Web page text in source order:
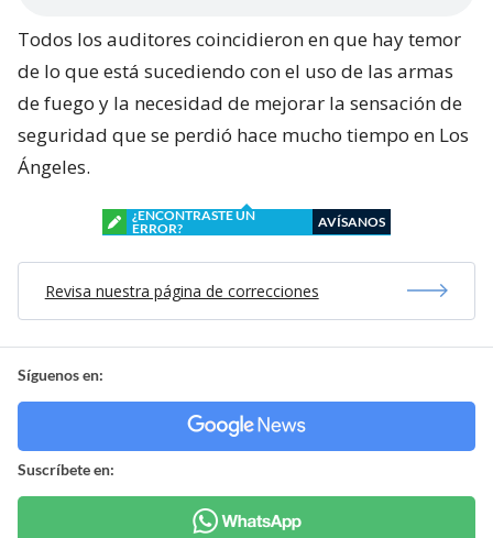
Todos los auditores coincidieron en que hay temor
de lo que está sucediendo con el uso de las armas
de fuego y la necesidad de mejorar la sensación de
seguridad que se perdió hace mucho tiempo en Los
Ángeles.
¿ENCONTRASTE UN
ERROR?
AVÍSANOS
Revisa nuestra página de correcciones
Síguenos en:
Suscríbete en: